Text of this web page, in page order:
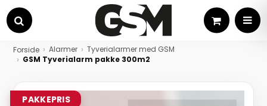
Søg
Kurv
Forside Alarmer
Tyverialarmer med GSM
GSM Tyverialarm pakke 300m2
PAKKEPRIS